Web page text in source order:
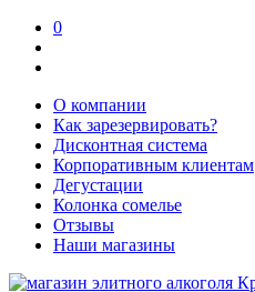
0
О компании
Как зарезервировать?
Дисконтная система
Корпоративным клиентам
Дегустации
Колонка сомелье
Отзывы
Наши магазины